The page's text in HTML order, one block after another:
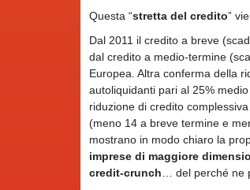
Questa “stretta del credito”
Dal 2011 il credito a breve
dal credito a medio-termine
Europea. Altra conferma della
autoliquidanti pari al 25%
riduzione di credito
(meno 14 a breve termine e
mostrano in modo chiaro la
imprese di maggiore
credit-crunch… del perché ne